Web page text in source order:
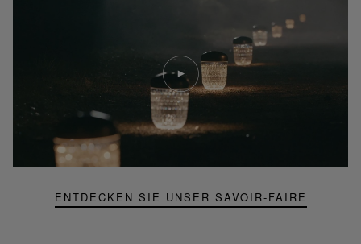
ENTDECKEN SIE UNSER SAVOIR-FAIRE
Video
abspielen
YouTube-
Video,
Folia
Mini-
Portable-